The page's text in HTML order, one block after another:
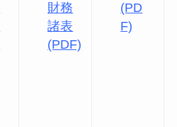
財務
諸表
(PDF)
(PD
F)